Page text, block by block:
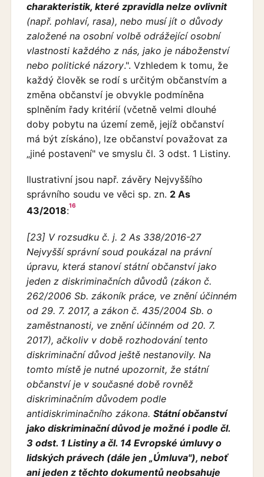
charakteristik, které zpravidla nelze ovlivnit
(např. pohlaví, rasa), nebo musí jít o důvody
založené na osobní volbě odrážející osobní
vlastnosti každého z nás, jako je náboženství
nebo politické názory.". Vzhledem k tomu, že
každý člověk se rodí s určitým občanstvím a
změna občanství je obvykle podmíněna
splněním řady kritérií (včetně velmi dlouhé
doby pobytu na území země, jejíž občanství
má být získáno), lze občanství považovat za
„jiné postavení" ve smyslu čl. 3 odst. 1 Listiny.
Ilustrativní jsou např. závěry Nejvyššího
správního soudu ve věci sp. zn. 2 As
43/2018:16
[23] V rozsudku č. j. 2 As 338/2016-27
Nejvyšší správní soud poukázal na právní
úpravu, která stanoví státní občanství jako
jeden z diskriminačních důvodů (zákon č.
262/2006 Sb. zákoník práce, ve znění účinném
od 29. 7. 2017, a zákon č. 435/2004 Sb. o
zaměstnanosti, ve znění účinném od 20. 7.
2017), ačkoliv v době rozhodování tento
diskriminační důvod ještě nestanovily. Na
tomto místě je nutné upozornit, že státní
občanství je v současné době rovněž
diskriminačním důvodem podle
antidiskriminačního zákona. Státní občanství
jako diskriminační důvod je možné i podle čl.
3 odst. 1 Listiny a čl. 14 Evropské úmluvy o
lidských právech (dále jen „Úmluva"), neboť
ani jeden z těchto dokumentů neobsahuje